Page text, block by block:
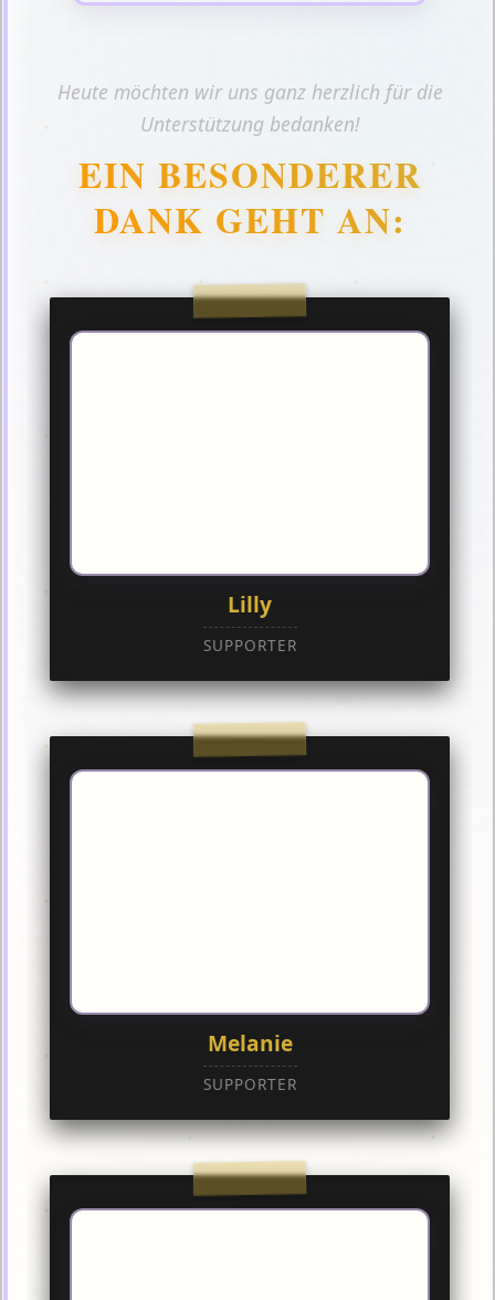
Heute möchten wir uns ganz herzlich für die
Unterstützung bedanken!
EIN BESONDERER
DANK GEHT AN:
Lilly
SUPPORTER
Melanie
SUPPORTER